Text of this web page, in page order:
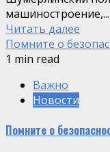
машиностроение,...
Читать далее
Помните о
1 min read
Важно
Новости
Помните о